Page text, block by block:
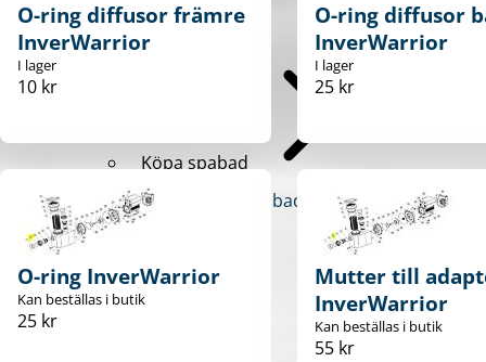
Spabad
Köpa spabad
Visa allt inom Spabad
Swan Spa
Boka möte
O-ring diffusor främre
InverWarrior
I lager
10 kr
O-ring diffusor
InverWarrior
I lager
25 kr
O-ring InverWarrior
Kan beställas i butik
25 kr
Mutter till
InverWarrior
Kan beställas i butik
55 kr